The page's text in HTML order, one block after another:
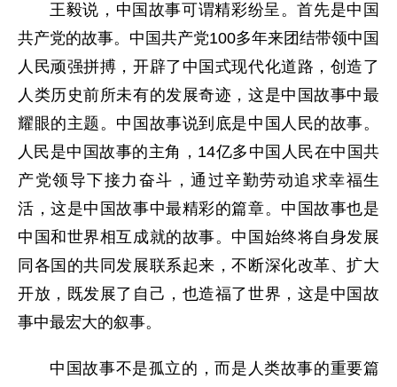
王毅说，中国故事可谓精彩纷呈。首先是中国
共产党的故事。中国共产党100多年来团结带领中国
人民顽强拼搏，开辟了中国式现代化道路，创造了
人类历史前所未有的发展奇迹，这是中国故事中最
耀眼的主题。中国故事说到底是中国人民的故事。
人民是中国故事的主角，14亿多中国人民在中国共
产党领导下接力奋斗，通过辛勤劳动追求幸福生
活，这是中国故事中最精彩的篇章。中国故事也是
中国和世界相互成就的故事。中国始终将自身发展
同各国的共同发展联系起来，不断深化改革、扩大
开放，既发展了自己，也造福了世界，这是中国故
事中最宏大的叙事。
中国故事不是孤立的，而是人类故事的重要篇